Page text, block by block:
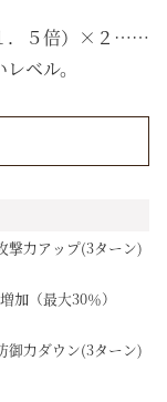
．５倍）×２……
ベル。
撃力アップ(3ターン)
加（最大30％）
御力ダウン(3ターン)